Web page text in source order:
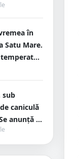
în
Satu Mare.
sub
caniculă
anunță ...